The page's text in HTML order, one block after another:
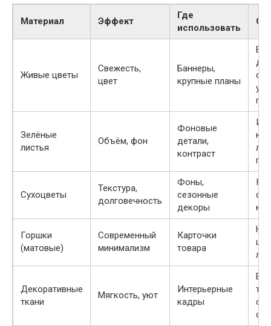
Материал Эффект
Где
использовать
Живые цветы
Свежесть,
цвет
Баннеры,
крупные планы
Зелёные
листья
Объём, фон
Фоновые
детали,
контраст
Сухоцветы
Текстура,
долговечность
Фоны,
сезонные
декоры
с
Горшки
(матовые)
Современный
минимализм
Карточки
товара
Декоративные
ткани
Мягкость, уют
Интерьерные
кадры
с